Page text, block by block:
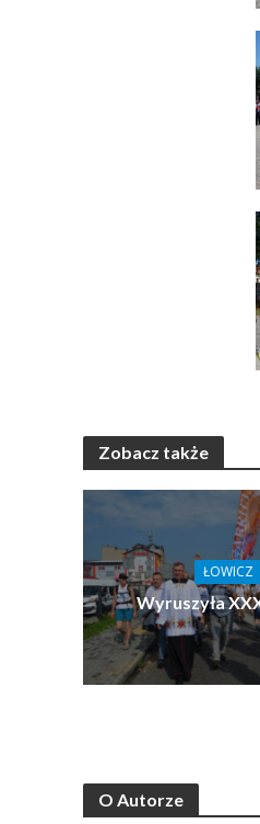
Zobacz także
ŁOWICZ
Wyruszyła
O Autorze